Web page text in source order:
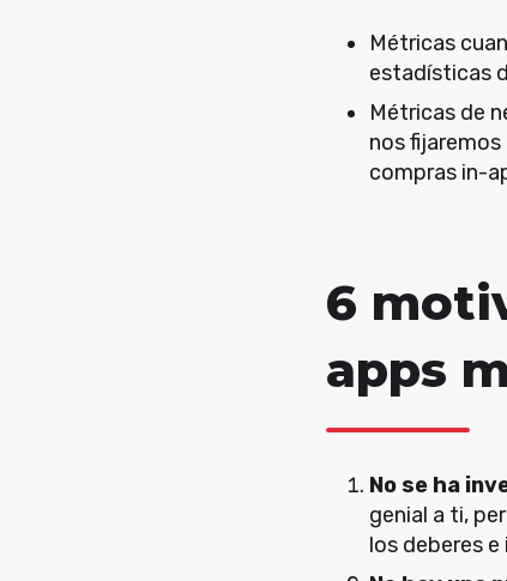
Métricas
estadísticas
Métricas de
nos
compras in-
6
apps
No se ha
genial a ti,
los deberes